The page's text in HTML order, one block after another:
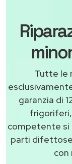
Tutte le
garanzia di
competente si
parti
con